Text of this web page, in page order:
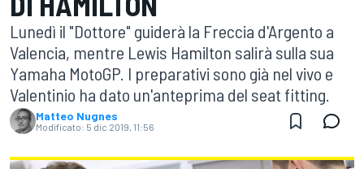
Lunedì il "Dottore" guiderà la Freccia d'Argento a
Valencia, mentre Lewis Hamilton salirà sulla sua
Yamaha MotoGP. I preparativi sono già nel vivo e
Valentinio ha dato un'anteprima del seat fitting.
Matteo Nugnes
Modificato: 5 dic 2019, 11:56